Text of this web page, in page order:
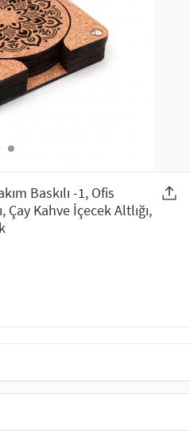
Baskılı -1, Ofis
Çay Kahve İçecek Altlığı,